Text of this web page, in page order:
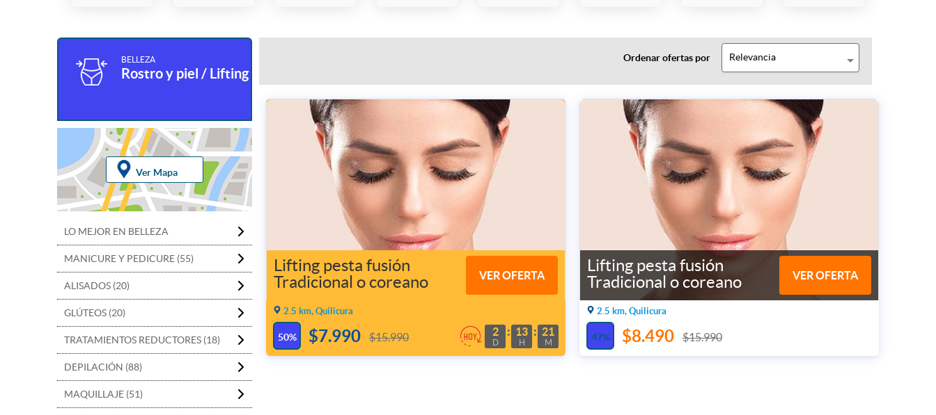
BELLEZA
Rostro y piel / Lifting
Ver Mapa
LO MEJOR EN BELLEZA
MANICURE Y PEDICURE (55)
ALISADOS (20)
GLÚTEOS (20)
TRATAMIENTOS REDUCTORES (18)
DEPILACIÓN (88)
MAQUILLAJE (51)
Ordenar ofertas por Relevancia
Lifting pesta fusión
Tradicional o coreano
VER OFERTA
2.5 km, Quilicura
50% 2
D
13
H
21
M
$7.990 $15.990
Lifting pesta fusión
Tradicional o coreano
VER OFERTA
2.5 km, Quilicura
47% $8.490 $15.990